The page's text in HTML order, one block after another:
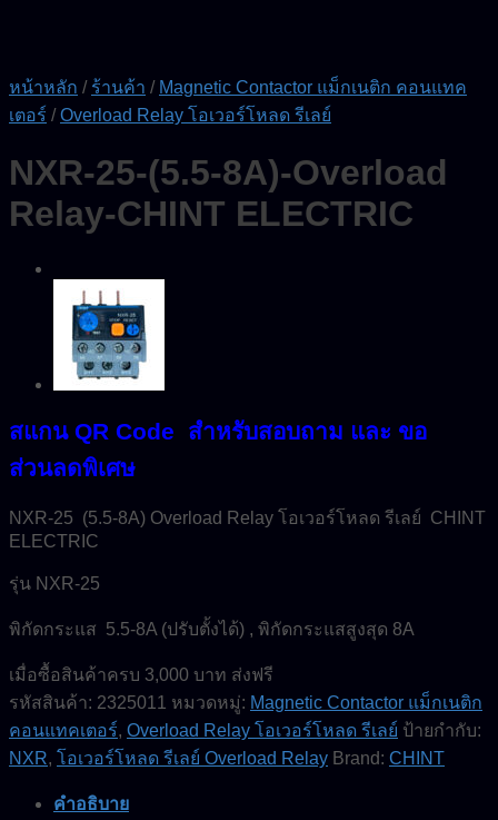
หน้าหลัก / ร้านค้า / Magnetic Contactor แม็กเนติก คอนแทค
เตอร์ / Overload Relay โอเวอร์โหลด รีเลย์
NXR-25-(5.5-8A)-Overload
Relay-CHINT ELECTRIC
สแกน QR Code สำหรับสอบถาม และ ขอ
ส่วนลดพิเศษ
NXR-25 (5.5-8A) Overload Relay โอเวอร์โหลด รีเลย์ CHINT
ELECTRIC
รุ่น NXR-25
พิกัดกระแส 5.5-8A (ปรับตั้งได้) , พิกัดกระแสสูงสุด 8A
เมื่อซื้อสินค้าครบ 3,000 บาท ส่งฟรี
รหัสสินค้า: 2325011 หมวดหมู่: Magnetic Contactor แม็กเนติก
คอนแทคเตอร์, Overload Relay โอเวอร์โหลด รีเลย์ ป้ายกำกับ:
NXR, โอเวอร์โหลด รีเลย์ Overload Relay Brand: CHINT
คำอธิบาย